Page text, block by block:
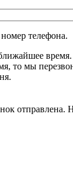
телефона.
время.
то мы